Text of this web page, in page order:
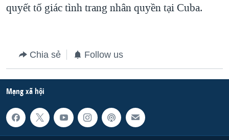
quyết tố giác tình trang nhân quyền tại Cuba.
Chia sẻ Follow us
Mạng xã hội